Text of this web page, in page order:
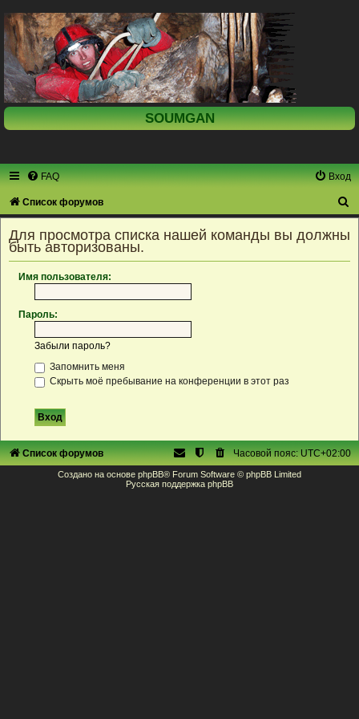
SOUMGAN
FAQ Вход
Список форумов
Для просмотра списка нашей команды вы должны
быть авторизованы.
Имя пользователя:
Пароль:
Забыли пароль?
Запомнить меня
Скрыть моё пребывание на конференции в этот раз
Список форумов Часовой пояс:UTC+02:00
Создано на основе phpBB® Forum Software © phpBB Limited
Русская поддержка phpBB